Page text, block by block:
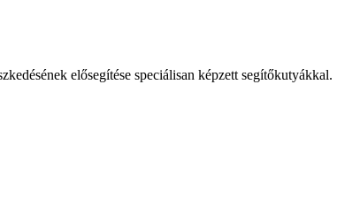
elősegítése speciálisan képzett segítőkutyákkal.